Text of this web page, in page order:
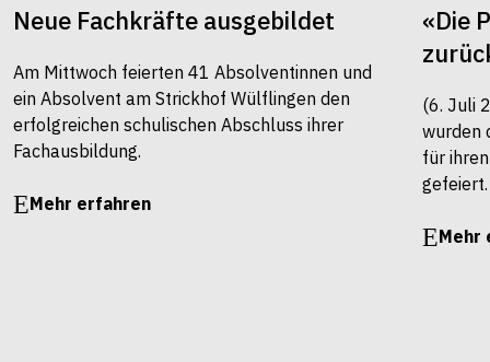
Neue Fachkräfte ausgebildet
Am Mittwoch feierten 41 Absolventinnen und
ein Absolvent am Strickhof Wülflingen den
erfolgreichen schulischen Abschluss ihrer
Fachausbildung.
Mehr erfahren
«Die
(6. Juli
wurden
für
gefeiert.
Mehr